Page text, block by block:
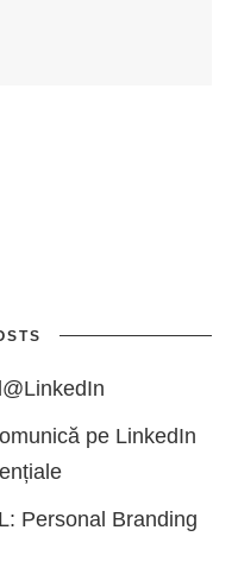
pe LinkedIn
Personal Branding